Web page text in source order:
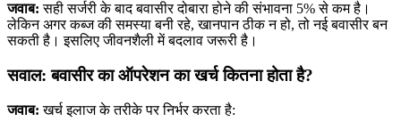
जवाब: सही सर्जरी के बाद बवासीर दोबारा होने की संभावना 5% से कम है।
लेकिन अगर कब्ज की समस्या बनी रहे, खानपान ठीक न हो, तो नई बवासीर बन
सकती है। इसलिए जीवनशैली में बदलाव जरूरी है।
सवाल: बवासीर का ऑपरेशन का खर्च कितना होता है?
जवाब: खर्च इलाज के तरीके पर निर्भर करता है: